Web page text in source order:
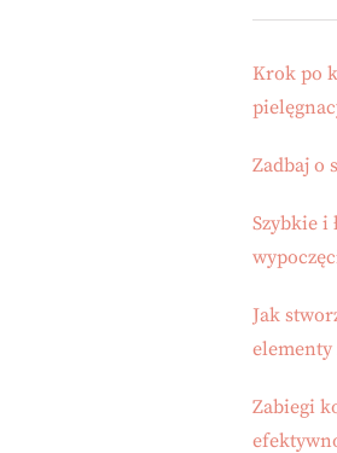
Krok po
Zadbaj o
Szybkie i
Jak
Zabiegi